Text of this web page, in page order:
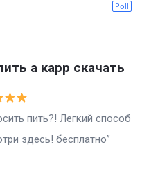
Poll
а карр скачать
Легкий способ
здесь! бесплатно”